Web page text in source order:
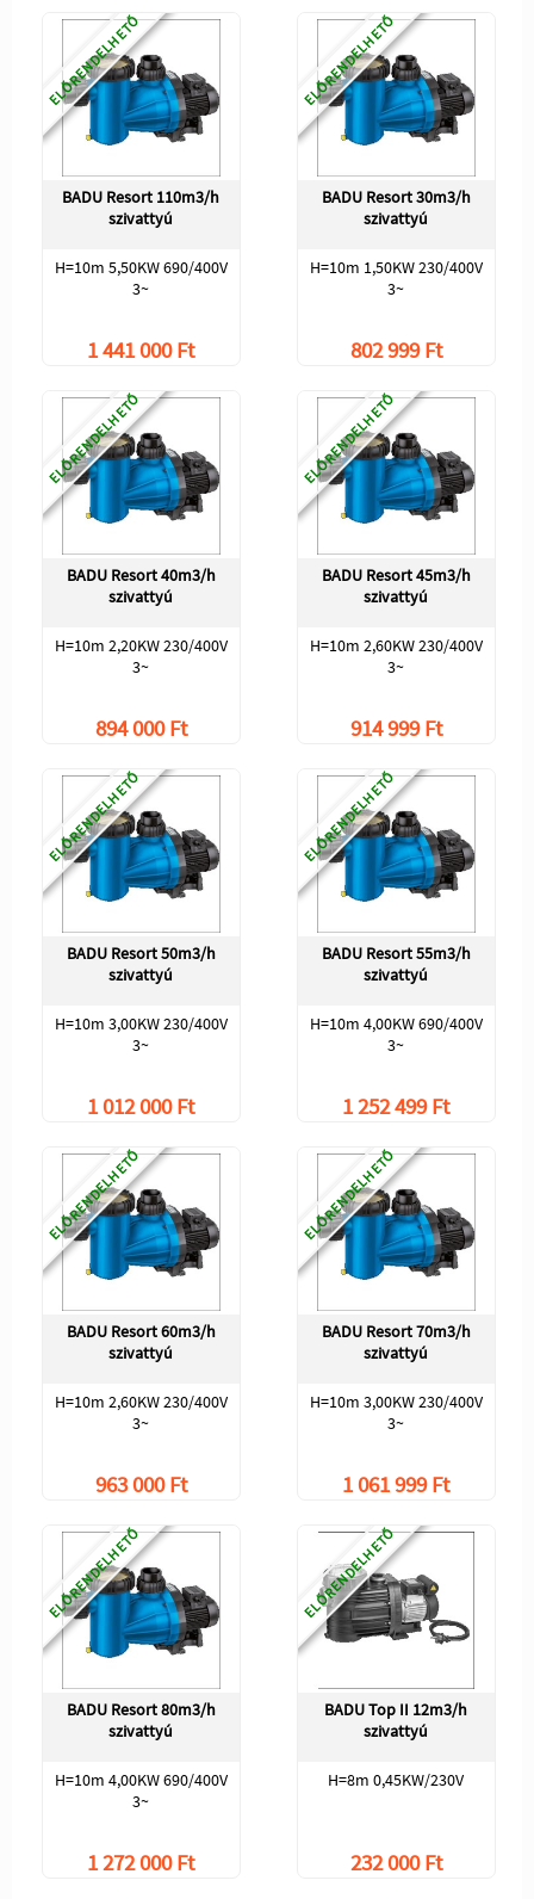
ELŐRENDELHETŐ
BADU Resort 110m3/h
szivattyú
H=10m 5,50KW 690/400V
3~
1 441 000 Ft
ELŐRENDELHETŐ
BADU Resort 30m3/h
szivattyú
H=10m 1,50KW 230/400V
3~
802 999 Ft
ELŐRENDELHETŐ
BADU Resort 40m3/h
szivattyú
H=10m 2,20KW 230/400V
3~
894 000 Ft
ELŐRENDELHETŐ
BADU Resort 45m3/h
szivattyú
H=10m 2,60KW 230/400V
3~
914 999 Ft
ELŐRENDELHETŐ
BADU Resort 50m3/h
szivattyú
H=10m 3,00KW 230/400V
3~
1 012 000 Ft
ELŐRENDELHETŐ
BADU Resort 55m3/h
szivattyú
H=10m 4,00KW 690/400V
3~
1 252 499 Ft
ELŐRENDELHETŐ
BADU Resort 60m3/h
szivattyú
H=10m 2,60KW 230/400V
3~
963 000 Ft
ELŐRENDELHETŐ
BADU Resort 70m3/h
szivattyú
H=10m 3,00KW 230/400V
3~
1 061 999 Ft
ELŐRENDELHETŐ
BADU Resort 80m3/h
szivattyú
H=10m 4,00KW 690/400V
3~
1 272 000 Ft
ELŐRENDELHETŐ
BADU Top II 12m3/h
szivattyú
H=8m 0,45KW/230V
232 000 Ft